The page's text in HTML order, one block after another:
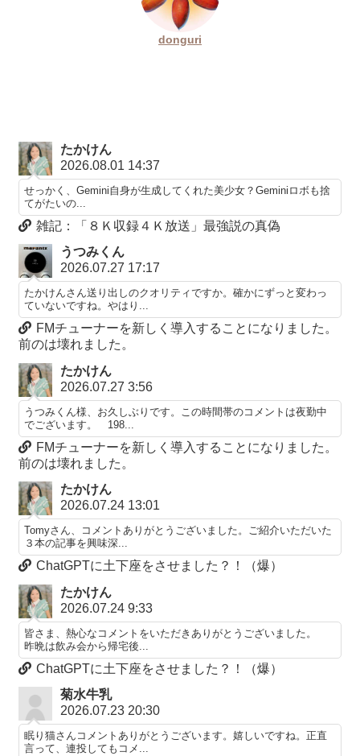
donguri
たかけん
2026.08.01 14:37
せっかく、Gemini自身が生成してくれた美少女？Geminiロボも捨
てがたいの...
雑記：「８Ｋ収録４Ｋ放送」最強説の真偽
うつみくん
2026.07.27 17:17
たかけんさん送り出しのクオリティですか。確かにずっと変わっ
ていないですね。やはり...
FMチューナーを新しく導入することになりました。
前のは壊れました。
たかけん
2026.07.27 3:56
うつみくん様、お久しぶりです。この時間帯のコメントは夜勤中
でございます。 198...
FMチューナーを新しく導入することになりました。
前のは壊れました。
たかけん
2026.07.24 13:01
Tomyさん、コメントありがとうございました。ご紹介いただいた
３本の記事を興味深...
ChatGPTに土下座をさせました？！（爆）
たかけん
2026.07.24 9:33
皆さま、熱心なコメントをいただきありがとうございました。
昨晩は飲み会から帰宅後...
ChatGPTに土下座をさせました？！（爆）
菊水牛乳
2026.07.23 20:30
眠り猫さんコメントありがとうございます。嬉しいですね。正直
言って、連投してもコメ...